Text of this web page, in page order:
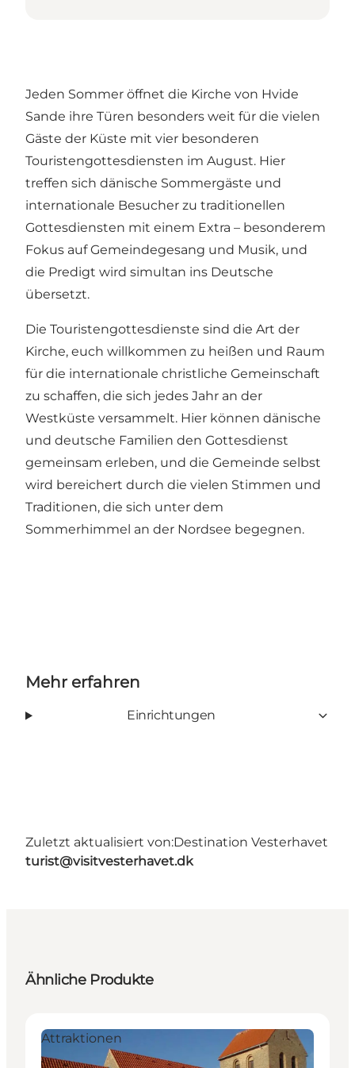
Jeden Sommer öffnet die Kirche von Hvide
Sande ihre Türen besonders weit für die vielen
Gäste der Küste mit vier besonderen
Touristengottesdiensten im August. Hier
treffen sich dänische Sommergäste und
internationale Besucher zu traditionellen
Gottesdiensten mit einem Extra – besonderem
Fokus auf Gemeindegesang und Musik, und
die Predigt wird simultan ins Deutsche
übersetzt.
Die Touristengottesdienste sind die Art der
Kirche, euch willkommen zu heißen und Raum
für die internationale christliche Gemeinschaft
zu schaffen, die sich jedes Jahr an der
Westküste versammelt. Hier können dänische
und deutsche Familien den Gottesdienst
gemeinsam erleben, und die Gemeinde selbst
wird bereichert durch die vielen Stimmen und
Traditionen, die sich unter dem
Sommerhimmel an der Nordsee begegnen.
Mehr erfahren
Einrichtungen
Zuletzt aktualisiert von:Destination Vesterhavet
turist@visitvesterhavet.dk
Ähnliche Produkte
Attraktionen